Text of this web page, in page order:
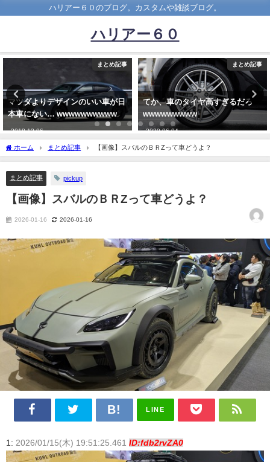
ハリアー６０のブログ。カスタムや雑談ブログ。
ハリアー６０
日
まとめ記事
てか、車のタイヤ高すぎるだろ
wwwwwwwww
2020-06-04
まと
トヨタ86乗りだが、BMWの2
ーズクーペとかいう格下に信
ッシュで負けた…
ホーム まとめ記事 【画像】スバルのＢＲZって車どうよ？
まとめ記事 pickup
【画像】スバルのＢＲZって車どうよ？
2026-01-16 2026-01-16
LINE
1: 2026/01/15(木) 19:51:25.461 ID:fdb2rvZA0